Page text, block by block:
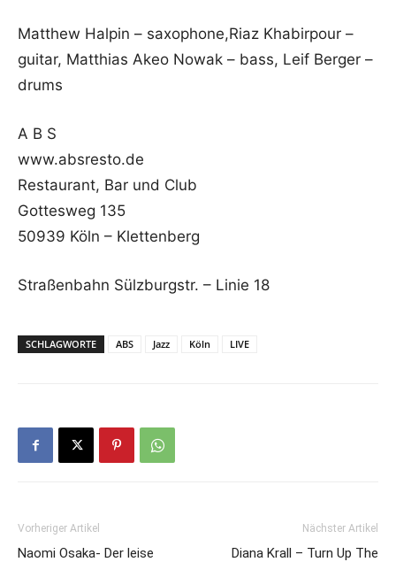
Matthew Halpin – saxophone,Riaz Khabirpour –
guitar, Matthias Akeo Nowak – bass, Leif Berger –
drums
A B S
www.absresto.de
Restaurant, Bar und Club
Gottesweg 135
50939 Köln – Klettenberg
Straßenbahn Sülzburgstr. – Linie 18
SCHLAGWORTE ABS Jazz Köln LIVE
Vorheriger Artikel
Naomi Osaka- Der leise
Nächster Artikel
Diana Krall – Turn Up The